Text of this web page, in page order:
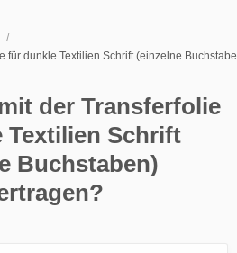
für dunkle Textilien Schrift (einzelne
der Transferfolie
Textilien Schrift
Buchstaben)